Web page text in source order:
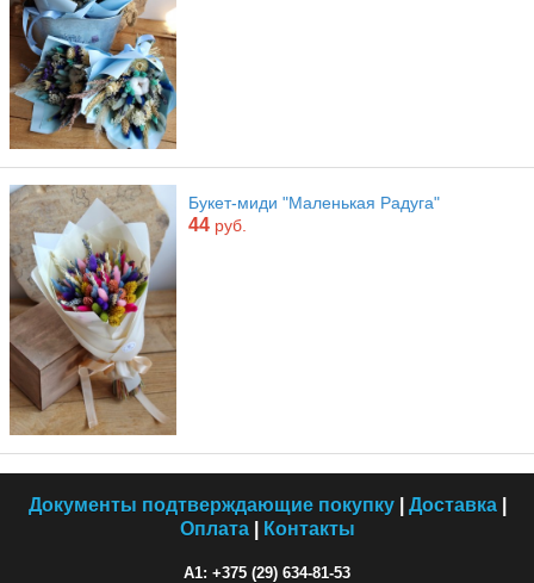
Букет-миди "Маленькая Радуга"
44 руб.
Документы подтверждающие покупку| Доставка|
Оплата| Контакты
A1: +375 (29) 634-81-53